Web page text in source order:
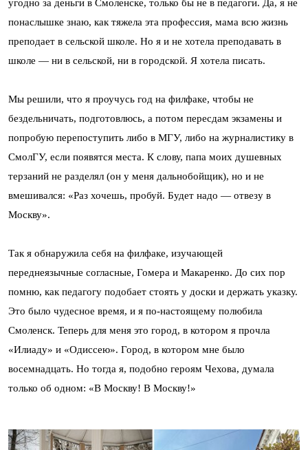
угодно за деньги в Смоленске, только бы не в педагоги. Да, я не
понаслышке знаю, как тяжела эта профессия, мама всю жизнь
преподает в сельской школе. Но я и не хотела преподавать в
школе — ни в сельской, ни в городской. Я хотела писать.
Мы решили, что я проучусь год на филфаке, чтобы не
бездельничать, подготовлюсь, а потом пересдам экзамены и
попробую перепоступить либо в МГУ, либо на журналистику в
СмолГУ, если появятся места. К слову, папа моих душевных
терзаний не разделял (он у меня дальнобойщик), но и не
вмешивался: «Раз хочешь, пробуй. Будет надо — отвезу в
Москву».
Так я обнаружила себя на филфаке, изучающей
переднеязычные согласные, Гомера и Макаренко. До сих пор
помню, как педагогу подобает стоять у доски и держать указку.
Это было чудесное время, и я по-настоящему полюбила
Смоленск. Теперь для меня это город, в котором я прочла
«Илиаду» и «Одиссею». Город, в котором мне было
восемнадцать. Но тогда я, подобно героям Чехова, думала
только об одном: «В Москву! В Москву!»